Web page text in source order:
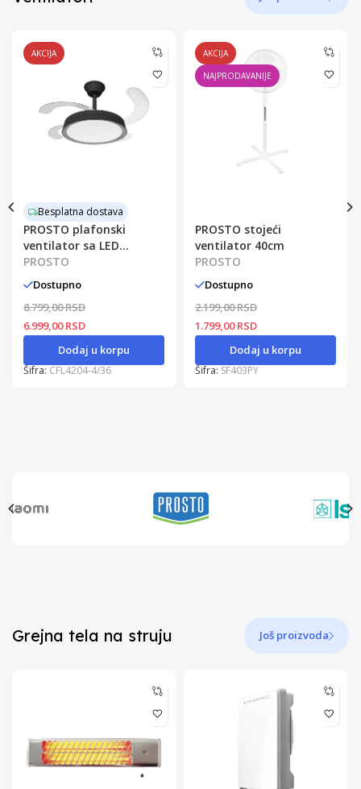
AKCIJA
Besplatna dostava
PROSTO plafonski
ventilator sa LED
svetlom 106cm
PROSTO
Dostupno
8.799,00 RSD
6.999,00 RSD
Dodaj u korpu
Šifra: CFL4204-4/36
AKCIJA
NAJPRODAVANIJE
PROSTO stojeći
ventilator 40cm
PROSTO
Dostupno
2.199,00 RSD
1.799,00 RSD
Dodaj u korpu
Šifra: SF403PY
Grejna tela na struju Još proizvoda